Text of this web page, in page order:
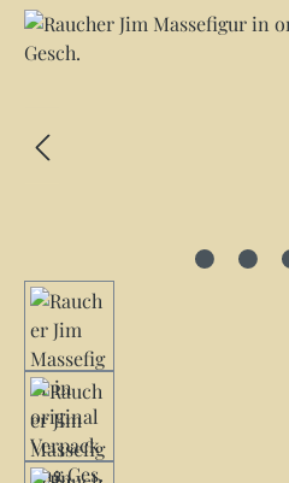
Bildergalerie überspringen